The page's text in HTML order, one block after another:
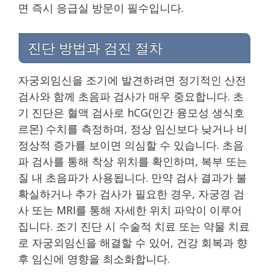
면 즉시 응급실 방문이 필수입니다.
진단 방법과 검진 절차
자궁외임신을 조기에 발견하려면 정기적인 산전
검사와 함께 초음파 검사가 매우 중요합니다. 초
기 진단은 혈액 검사로 hCG(인간 융모성 생식호
르몬) 수치를 측정하며, 정상 임신보다 낮거나 비
정상적 증가를 보이면 의심할 수 있습니다. 초음
파 검사를 통해 착상 위치를 확인하며, 복부 또는
질 내 초음파가 사용됩니다. 만약 검사 결과가 불
확실하거나 추가 검사가 필요한 경우, 자궁경 검
사 또는 MRI를 통해 자세한 위치 파악이 이루어
집니다. 조기 진단 시 수술적 치료 또는 약물 치료
로 자궁외임신을 해결할 수 있어, 건강 회복과 향
후 임신에 영향을 최소화합니다.